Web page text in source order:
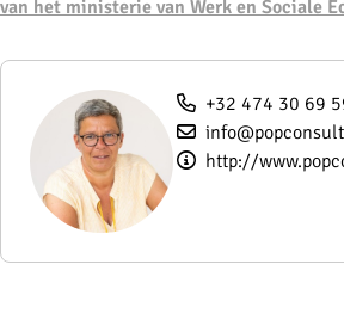
van het ministerie van Werk en Sociale
+32 474 30 69
http://